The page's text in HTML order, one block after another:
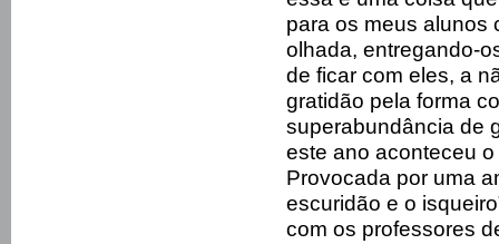
para os meus alunos
olhada, entregando-
de ficar com eles, a
gratidão pela forma
superabundância de
este ano aconteceu o
Provocada por uma
escuridão e o
com os professores